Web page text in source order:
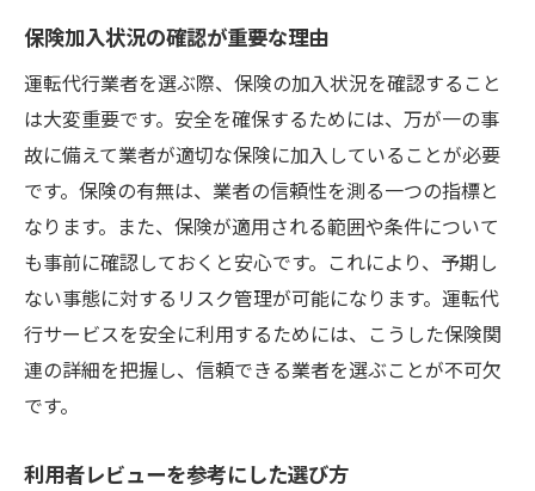
保険加入状況の確認が重要な理由
運転代行業者を選ぶ際、保険の加入状況を確認すること
は大変重要です。安全を確保するためには、万が一の事
故に備えて業者が適切な保険に加入していることが必要
です。保険の有無は、業者の信頼性を測る一つの指標と
なります。また、保険が適用される範囲や条件について
も事前に確認しておくと安心です。これにより、予期し
ない事態に対するリスク管理が可能になります。運転代
行サービスを安全に利用するためには、こうした保険関
連の詳細を把握し、信頼できる業者を選ぶことが不可欠
です。
利用者レビューを参考にした選び方